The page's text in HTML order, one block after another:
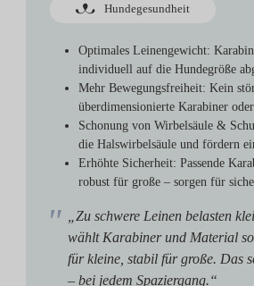
Hundegesundheit
Optimales Leinengewicht:
individuell auf die Hundegröße
Mehr Bewegungsfreiheit: Kein
überdimensionierte Karabiner
Schonung von Wirbelsäule &
die Halswirbelsäule und fördern
Erhöhte Sicherheit: Passende
robust für große – sorgen für
„Zu schwere Leinen belasten
wählt Karabiner und Material
für kleine, stabil für große. Das
– bei jedem Spaziergang.“